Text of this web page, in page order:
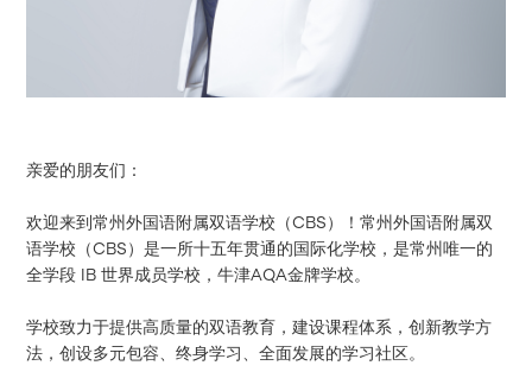
亲爱的朋友们：
欢迎来到常州外国语附属双语学校（CBS）！常州外国语附属双
语学校（CBS）是一所十五年贯通的国际化学校，是常州唯一的
全学段 IB 世界成员学校，牛津AQA金牌学校。
学校致力于提供高质量的双语教育，建设课程体系，创新教学方
法，创设多元包容、终身学习、全面发展的学习社区。